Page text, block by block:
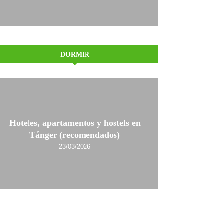
DORMIR
Hoteles, apartamentos y hostels en
Tánger (recomendados)
23/03/2026